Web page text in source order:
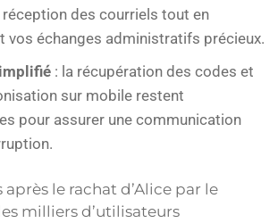
des courriels tout en
vos échanges administratifs précieux.
: la récupération des codes et
sur mobile restent
pour assurer une communication
après le rachat d’Alice par le
milliers d’utilisateurs